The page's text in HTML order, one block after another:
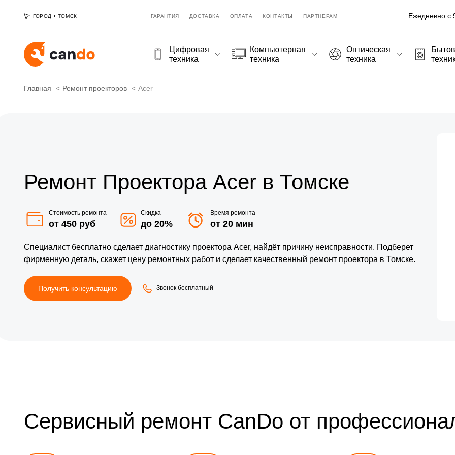
ГОРОД • ТОМСК ГАРАНТИЯ ДОСТАВКА ОПЛАТА КОНТАКТЫ ПАРТНЁРАМ Ежедневно с
Цифровая
техника
Компьютерная
техника
Оптическая
техника
Главная Ремонт проекторов Acer
Ремонт Проектора Acer в Томске
Стоимость ремонта
от 450 руб
Скидка
до 20%
Время ремонта
от 20 мин
Специалист бесплатно сделает диагностику проектора Acer, найдёт причину неисправности. Подберет
фирменную деталь, скажет цену ремонтных работ и сделает качественный ремонт проектора в Томске.
Получить консультацию Звонок бесплатный
Сервисный ремонт CanDo от